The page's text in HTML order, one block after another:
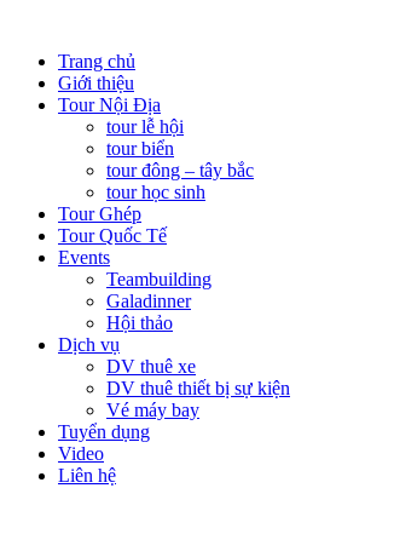
Trang chủ
Giới thiệu
Tour Nội Địa
tour lễ hội
tour biển
tour đông – tây bắc
tour học sinh
Tour Ghép
Tour Quốc Tế
Events
Teambuilding
Galadinner
Hội thảo
Dịch vụ
DV thuê xe
DV thuê thiết bị sự kiện
Vé máy bay
Tuyển dụng
Video
Liên hệ